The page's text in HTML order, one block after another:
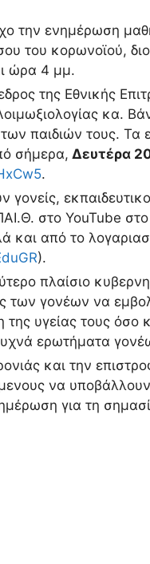
την ενημέρωση
του κορωνοϊού,
ώρα 4 μμ.
της Εθνικής
κα.
παιδιών τους.
σήμερα, Δευτέρα
.
στο YouTube στο
και από το
).
πλαίσιο
γονέων να
υγείας τους όσο
ερωτήματα
και την
να
για τη